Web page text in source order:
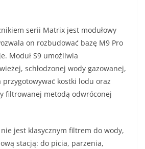
serii Matrix jest modułowy
on rozbudować bazę M9 Pro
Moduł S9 umożliwia
schłodzonej wody gazowanej,
przygotowywać kostki lodu oraz
filtrowanej metodą odwróconej
jest klasycznym filtrem do wody,
stacją: do picia, parzenia,